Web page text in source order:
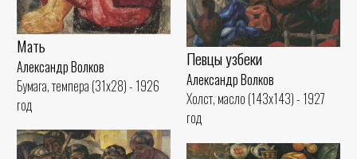
Мать
Александр Волков
Бумага, темпера (31x28) - 1926
год
Певцы узбеки
Александр Волков
Холст, масло (143x143) - 1927
год